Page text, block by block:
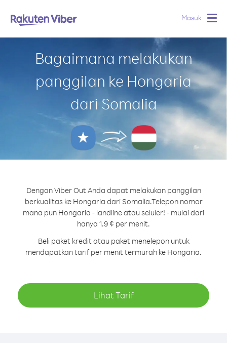
Masuk
Bagaimana melakukan
panggilan ke Hongaria
dari Somalia
Dengan Viber Out Anda dapat melakukan panggilan
berkualitas ke Hongaria dari Somalia.Telepon nomor
mana pun Hongaria - landline atau seluler! - mulai dari
hanya 1.9 ¢ per menit.
Beli paket kredit atau paket menelepon untuk
mendapatkan tarif per menit termurah ke Hongaria.
Lihat Tarif